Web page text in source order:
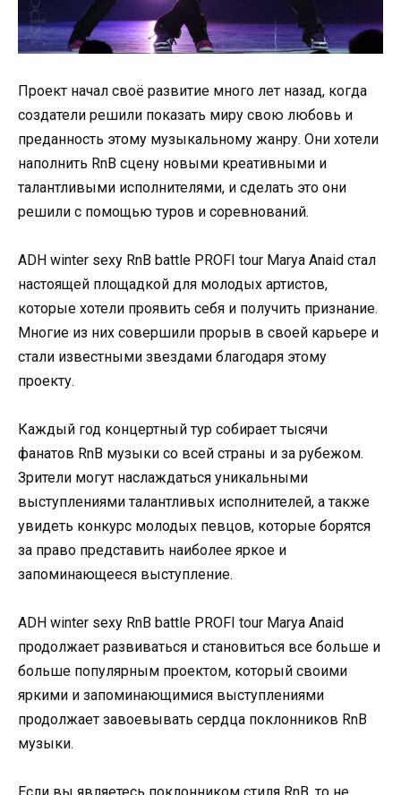
Проект начал своё развитие много лет назад, когда
создатели решили показать миру свою любовь и
преданность этому музыкальному жанру. Они хотели
наполнить RnB сцену новыми креативными и
талантливыми исполнителями, и сделать это они
решили с помощью туров и соревнований.
ADH winter sexy RnB battle PROFI tour Marya Anaid стал
настоящей площадкой для молодых артистов,
которые хотели проявить себя и получить признание.
Многие из них совершили прорыв в своей карьере и
стали известными звездами благодаря этому
проекту.
Каждый год концертный тур собирает тысячи
фанатов RnB музыки со всей страны и за рубежом.
Зрители могут наслаждаться уникальными
выступлениями талантливых исполнителей, а также
увидеть конкурс молодых певцов, которые борятся
за право представить наиболее яркое и
запоминающееся выступление.
ADH winter sexy RnB battle PROFI tour Marya Anaid
продолжает развиваться и становиться все больше и
больше популярным проектом, который своими
яркими и запоминающимися выступлениями
продолжает завоевывать сердца поклонников RnB
музыки.